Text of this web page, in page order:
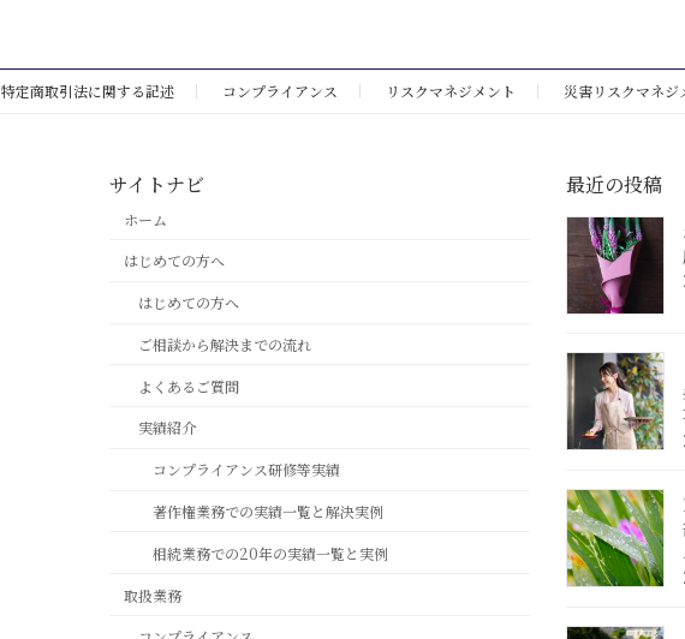
特定商取引法に関する記述 コンプライアンス リスクマネジメント 災害リスクマネジ
サイトナビ
ホーム
はじめての方へ
はじめての方へ
ご相談から解決までの流れ
よくあるご質問
実績紹介
コンプライアンス研修等実績
著作権業務での実績一覧と解決実例
相続業務での20年の実績一覧と実例
取扱業務
最近の投稿